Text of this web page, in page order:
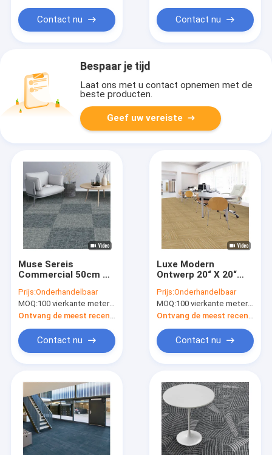
Contact nu Contact nu
Bespaar je tijd
Laat ons met u contact opnemen met de
beste producten.
Geef uw vereiste
Muse Sereis
Commercial 50cm X
met pvc-Steun
Prijs:Onderhandelbaar
MOQ:100 vierkante meter per kleur
Contact nu
Luxe Modern
Ontwerp 20“ X 20“
voor Zaken
Prijs:Onderhandelbaar
MOQ:100 vierkante meter per kleur
Contact nu